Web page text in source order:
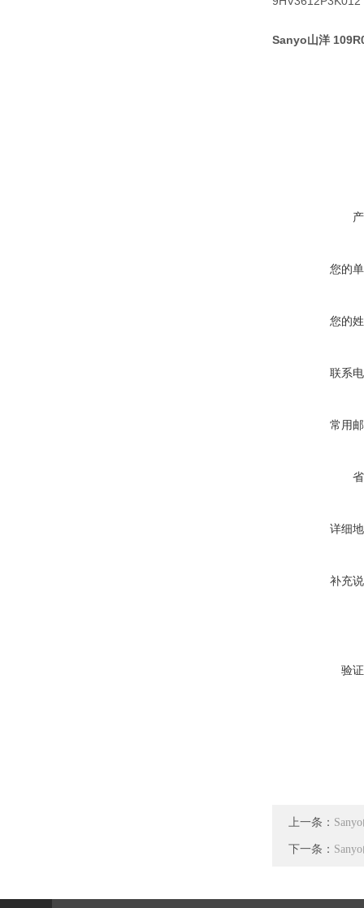
Sanyo山洋
您的
您的
联系
常用
详细
补充
验
上一条：
下一条：